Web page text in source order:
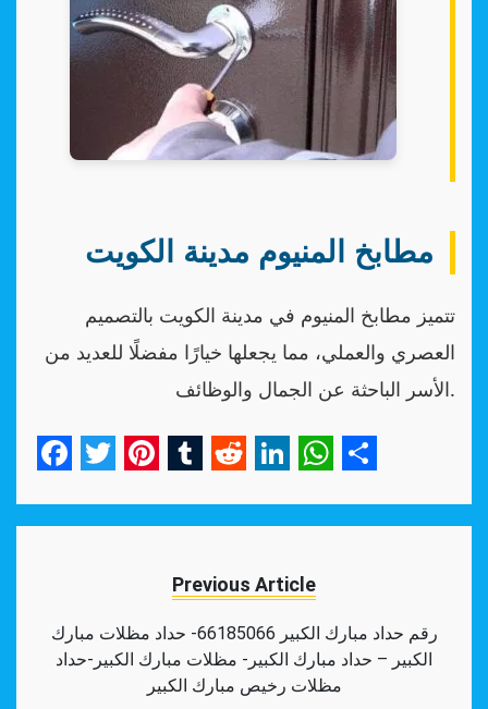
مطابخ المنيوم مدينة الكويت
تتميز مطابخ المنيوم في مدينة الكويت بالتصميم
العصري والعملي، مما يجعلها خيارًا مفضلًا للعديد من
الأسر الباحثة عن الجمال والوظائف.
Previous Article
رقم حداد مبارك الكبير 66185066- حداد مظلات مبارك
الكبير – حداد مبارك الكبير- مظلات مبارك الكبير-حداد
مظلات رخيص مبارك الكبير